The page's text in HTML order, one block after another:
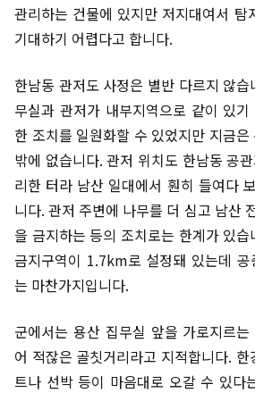
관리하는 건물에 있지만 저지대여서 탐
기대하기 어렵다고 합니다.
한남동 관저도 사정은 별반 다르지 않
무실과 관저가 내부지역으로 같이 있
한 조치를 일원화할 수 있었지만 지금
밖에 없습니다. 관저 위치도 한남동 공
리한 터라 남산 일대에서 훤히 들여다
니다. 관저 주변에 나무를 더 심고 남산
을 금지하는 등의 조치로는 한계가 있
금지구역이 1.7km로 설정돼 있는데 공
는 마찬가지입니다.
군에서는 용산 집무실 앞을 가로지르
어 적잖은 골칫거리라고 지적합니다.
트나 선박 등이 마음대로 오갈 수 있다